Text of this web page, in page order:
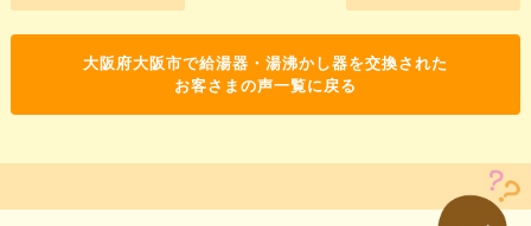
大阪府大阪市で給湯器・湯沸かし器を交換された
お客さまの声一覧に戻る